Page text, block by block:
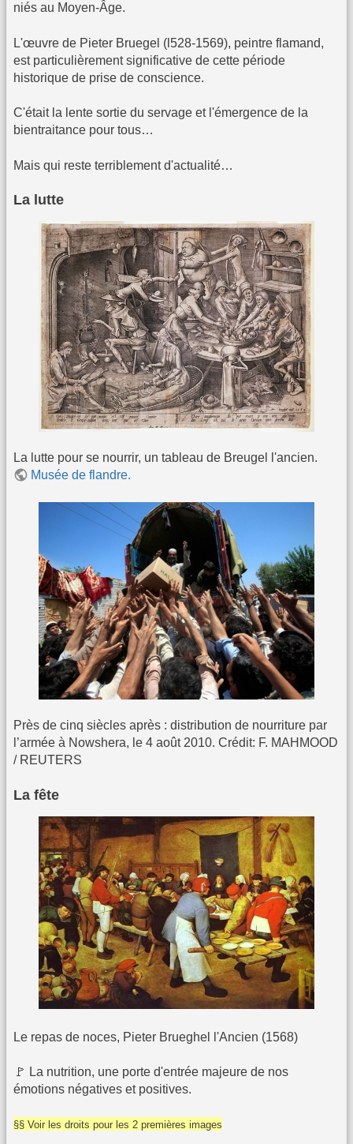
niés au Moyen-Âge.
L'œuvre de Pieter Bruegel (l528-1569), peintre flamand,
est particulièrement significative de cette période
historique de prise de conscience.
C'était la lente sortie du servage et l'émergence de la
bientraitance pour tous…
Mais qui reste terriblement d'actualité…
La lutte
La lutte pour se nourrir, un tableau de Breugel l'ancien.
Musée de flandre.
Près de cinq siècles après : distribution de nourriture par
l’armée à Nowshera, le 4 août 2010. Crédit: F. MAHMOOD
/ REUTERS
La fête
Le repas de noces, Pieter Brueghel l'Ancien (1568)
🚩 La nutrition, une porte d'entrée majeure de nos
émotions négatives et positives.
§§ Voir les droits pour les 2 premières images